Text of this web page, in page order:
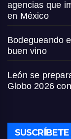
agencias que
en México
Bodegueando
buen vino
León se
Globo 2026